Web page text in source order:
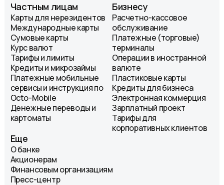
Частным лицам
Карты для нерезидентов
Международные карты
Сумовые карты
Курс валют
Тарифы и лимиты
Кредиты и микрозаймы
Платежные мобильные
сервисы и инструкция по
Octo-Mobile
Денежные переводы и
картоматы
Бизнесу
Расчетно-кассовое
обслуживание
Платежные (торговые)
терминалы
Операции в иностранной
валюте
Пластиковые карты
Кредиты для бизнеса
Электронная коммерция
Зарплатный проект
Тарифы для
корпоративных клиентов
Еще
О банке
Акционерам
Финансовым организациям
Пресс-центр